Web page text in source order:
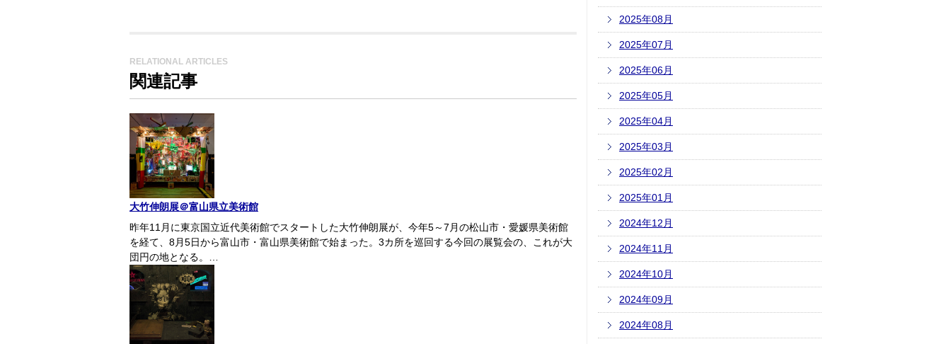
RELATIONAL ARTICLES
関連記事
大竹伸朗展＠富山県立美術館
昨年11月に東京国立近代美術館でスタートした大竹伸朗展が、今年5～7月の松山市・愛媛県美術館
を経て、8月5日から富山市・富山県美術館で始まった。3カ所を巡回する今回の展覧会の、これが大
団円の地となる。…
2025年08月
2025年07月
2025年06月
2025年05月
2025年04月
2025年03月
2025年02月
2025年01月
2024年12月
2024年11月
2024年10月
2024年09月
2024年08月